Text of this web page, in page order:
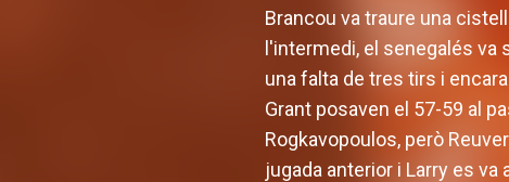
Brancou va traure una
l'intermedi, el senegalés va
una falta de tres tirs i
Grant posaven el 57-59 al
Rogkavopoulos, però
jugada anterior i Larry es va